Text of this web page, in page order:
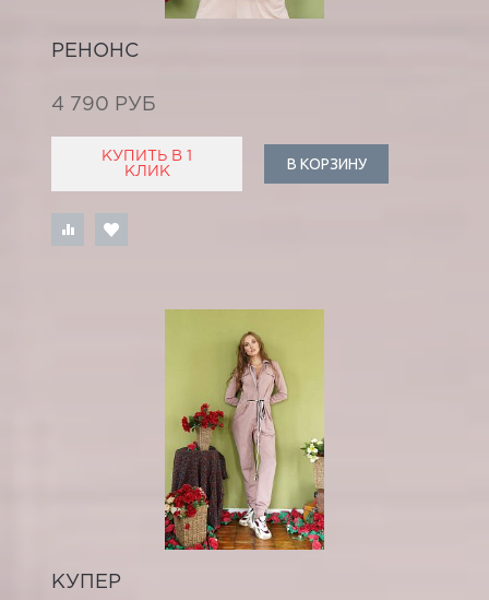
РЕНОНС
4 790 РУБ
КУПИТЬ В 1
КЛИК
В КОРЗИНУ
КУПЕР